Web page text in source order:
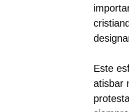
Este
atisbar